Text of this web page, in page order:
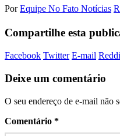
Por Equipe No Fato Notícias
Compartilhe esta
Facebook Twitter E-mail
Deixe um comentário
O seu endereço de e-mail não
Comentário *